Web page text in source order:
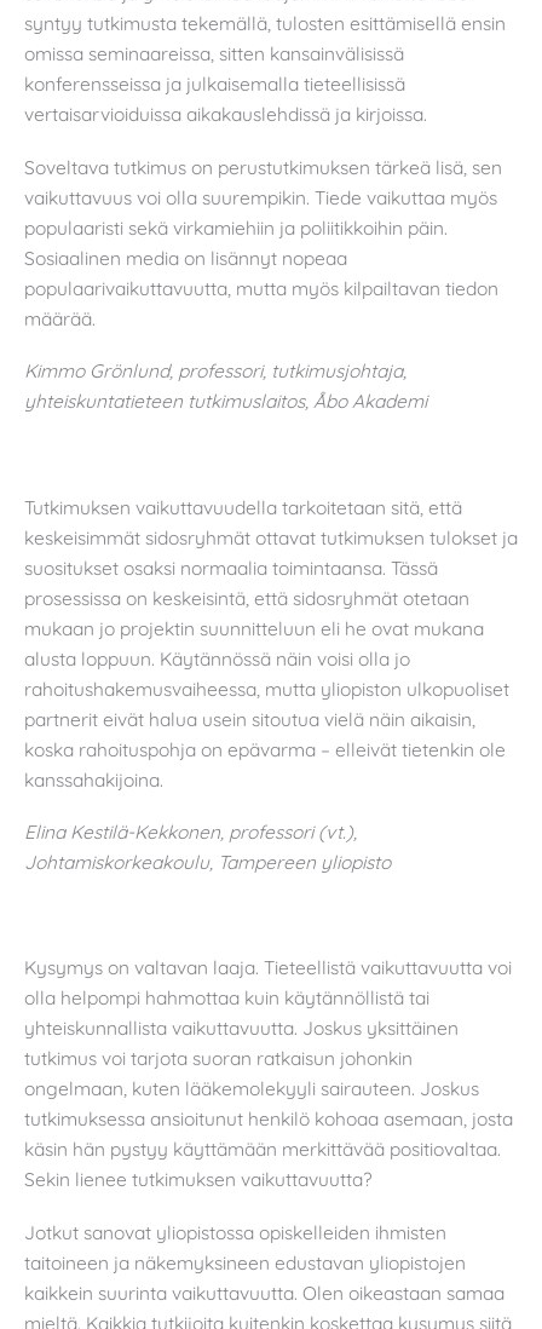
syntyy tutkimusta tekemällä, tulosten esittämisellä ensin
omissa seminaareissa, sitten kansainvälisissä
konferensseissa ja julkaisemalla tieteellisissä
vertaisarvioiduissa aikakauslehdissä ja kirjoissa.
Soveltava tutkimus on perustutkimuksen tärkeä lisä, sen
vaikuttavuus voi olla suurempikin. Tiede vaikuttaa myös
populaaristi sekä virkamiehiin ja poliitikkoihin päin.
Sosiaalinen media on lisännyt nopeaa
populaarivaikuttavuutta, mutta myös kilpailtavan tiedon
määrää.
Kimmo Grönlund, professori, tutkimusjohtaja,
yhteiskuntatieteen tutkimuslaitos, Åbo Akademi
Tutkimuksen vaikuttavuudella tarkoitetaan sitä, että
keskeisimmät sidosryhmät ottavat tutkimuksen tulokset ja
suositukset osaksi normaalia toimintaansa. Tässä
prosessissa on keskeisintä, että sidosryhmät otetaan
mukaan jo projektin suunnitteluun eli he ovat mukana
alusta loppuun. Käytännössä näin voisi olla jo
rahoitushakemusvaiheessa, mutta yliopiston ulkopuoliset
partnerit eivät halua usein sitoutua vielä näin aikaisin,
koska rahoituspohja on epävarma – elleivät tietenkin ole
kanssahakijoina.
Elina Kestilä-Kekkonen, professori (vt.),
Johtamiskorkeakoulu, Tampereen yliopisto
Kysymys on valtavan laaja. Tieteellistä vaikuttavuutta voi
olla helpompi hahmottaa kuin käytännöllistä tai
yhteiskunnallista vaikuttavuutta. Joskus yksittäinen
tutkimus voi tarjota suoran ratkaisun johonkin
ongelmaan, kuten lääkemolekyyli sairauteen. Joskus
tutkimuksessa ansioitunut henkilö kohoaa asemaan, josta
käsin hän pystyy käyttämään merkittävää positiovaltaa.
Sekin lienee tutkimuksen vaikuttavuutta?
Jotkut sanovat yliopistossa opiskelleiden ihmisten
taitoineen ja näkemyksineen edustavan yliopistojen
kaikkein suurinta vaikuttavuutta. Olen oikeastaan samaa
mieltä. Kaikkia tutkijoita kuitenkin koskettaa kysymys siitä,